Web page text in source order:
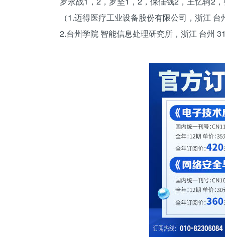
（1.迈得医疗工业设备股份有限公司，浙江
2.台州学院 智能信息处理研究所，浙江 台州